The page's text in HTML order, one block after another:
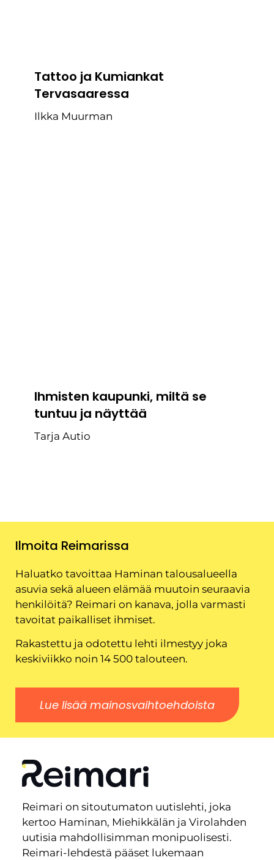
Tattoo ja Kumiankat
Tervasaaressa
Ilkka Muurman
Ihmisten kaupunki, miltä se
tuntuu ja näyttää
Tarja Autio
Ilmoita Reimarissa
Haluatko tavoittaa Haminan talousalueella
asuvia sekä alueen elämää muutoin seuraavia
henkilöitä? Reimari on kanava, jolla varmasti
tavoitat paikalliset ihmiset.
Rakastettu ja odotettu lehti ilmestyy joka
keskiviikko noin 14 500 talouteen.
Lue lisää mainosvaihtoehdoista
Reimari on sitoutumaton uutislehti, joka
kertoo Haminan, Miehikkälän ja Virolahden
uutisia mahdollisimman monipuolisesti.
Reimari-lehdestä pääset lukemaan